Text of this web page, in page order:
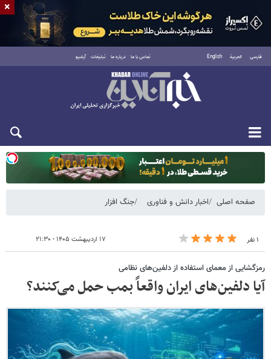
فارسی العربية English تماس با ما درباره ما تبلیغات آرشیو
یکشنبه ۱۸ مرداد ۱۴۰۵
صفحه اصلی اخبار دانش و فناوری جنگ افزار
۱ نفر ۱۷ اردیبهشت ۱۴۰۵ - ۲۱:۳۰
رمزگشایی از معمای استفاده از دلفین‌های نظامی
آیا دلفین‌های ایران واقعاً بمب حمل می‌کنند؟
×